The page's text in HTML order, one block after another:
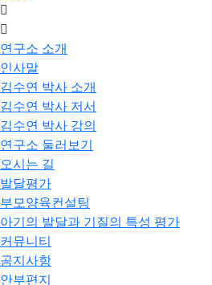
연구소 소개
인사말
김수연 박사 소개
김수연 박사 저서
김수연 박사 강의
연구소 둘러보기
오시는 길
발달평가
부모양육컨설팅
아기의 발달과 기질의 특성 평가
커뮤니티
공지사항
안부편지